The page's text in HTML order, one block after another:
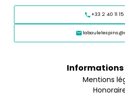
+33 2 40 11
Informations
Mentions